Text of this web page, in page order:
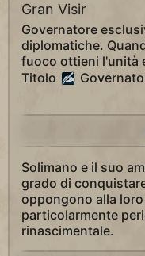
Gran Visir
Governatore
diplomatiche.
fuoco ottieni l'unità
Titolo
Solimano e il suo
grado di
oppongono alla
particolarmente
rinascimentale.